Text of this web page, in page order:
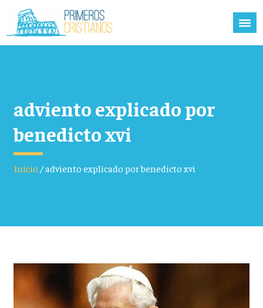
adviento explicado por
benedicto xvi
Inicio /adviento explicado por benedicto xvi